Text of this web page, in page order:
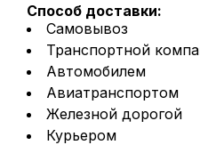
Способ доставки:
Самовывоз
Транспортной
Автомобилем
Авиатранспортом
Железной дорогой
Курьером